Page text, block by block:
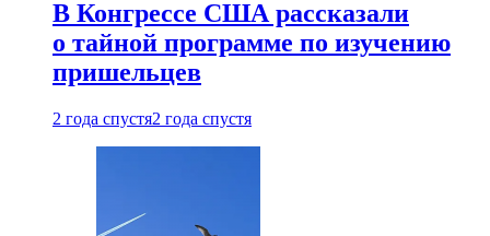
В Конгрессе США рассказали
о тайной программе по изучению
пришельцев
2 года спустя2 года спустя